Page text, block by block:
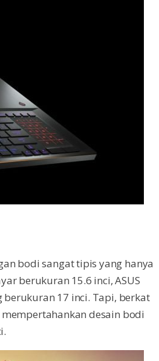
bodi sangat tipis yang hanya
berukuran 15.6 inci, ASUS
berukuran 17 inci. Tapi, berkat
desain bodi